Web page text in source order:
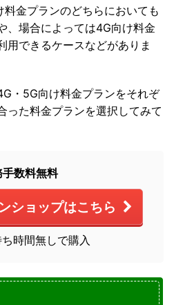
金プランのどちらにおいても
、場合によっては4G向け料金
用できるケースなどがありま
・5G向け料金プランをそれぞ
った料金プランを選択してみて
手数料無料
ショップはこちら
時間無しで購入